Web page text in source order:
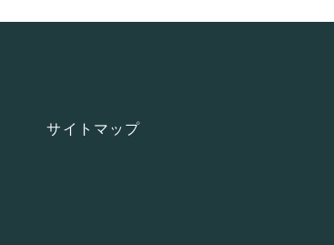
サイトマップ